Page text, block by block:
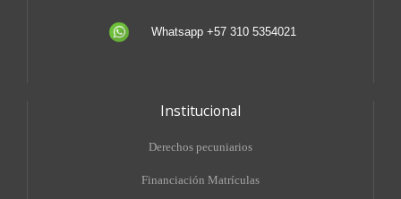
Whatsapp +57 310 5354021
Institucional
Derechos pecuniarios
Financiación Matrículas